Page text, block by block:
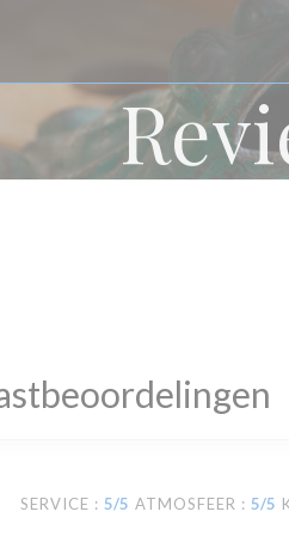
SERVICE : 5/5 ATMOSFEER : 5/5